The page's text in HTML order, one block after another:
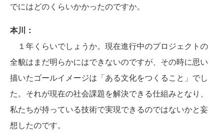
でにはどのくらいかかったのですか。
本川：
１年くらいでしょうか。現在進行中のプロジェクトの
全貌はまだ明らかにはできないのですが、その時に思い
描いたゴールイメージは「ある文化をつくること」でし
た。それが現在の社会課題を解決できる仕組みとなり、
私たちが持っている技術で実現できるのではないかと妄
想したのです。